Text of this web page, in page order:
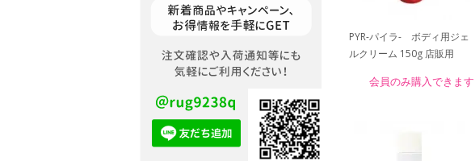
PYR-パイラ- ボディ用ジェ
ルクリーム 150g 店販用
会員のみ購入できます